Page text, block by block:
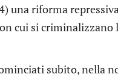
una riforma
cui si criminalizzano
subito, nella